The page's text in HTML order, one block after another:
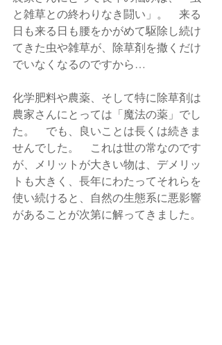
と雑草との終わりなき闘い」。　来る
日も来る日も腰をかがめて駆除し続け
てきた虫や雑草が、除草剤を撒くだけ
でいなくなるのですから…
化学肥料や農薬、そして特に除草剤は
農家さんにとっては「魔法の薬」でし
た。　でも、良いことは長くは続きま
せんでした。　これは世の常なのです
が、メリットが大きい物は、デメリッ
トも大きく、長年にわたってそれらを
使い続けると、自然の生態系に悪影響
があることが次第に解ってきました。